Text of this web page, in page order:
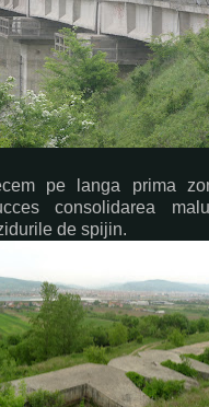
pe langa prima
consolidarea
de spijin.